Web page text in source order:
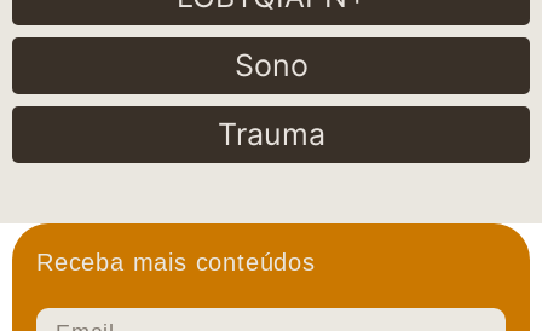
Sono
Trauma
Receba mais conteúdos